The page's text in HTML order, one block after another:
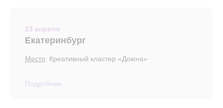
23 апреля
Екатеринбург
Место: Креативный кластер «Домна»
Подробнее